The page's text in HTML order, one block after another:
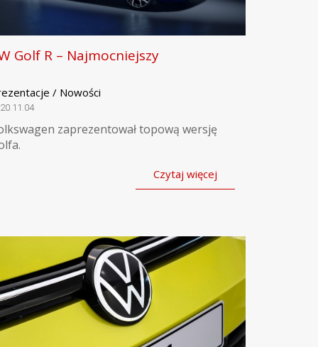
Golf R – Najmocniejszy
/ Nowości
zaprezentował topową wersję
Czytaj więcej